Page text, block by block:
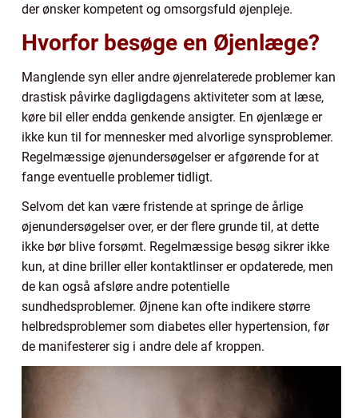
der ønsker kompetent og omsorgsfuld øjenpleje.
Hvorfor besøge en Øjenlæge?
Manglende syn eller andre øjenrelaterede problemer kan
drastisk påvirke dagligdagens aktiviteter som at læse,
køre bil eller endda genkende ansigter. En øjenlæge er
ikke kun til for mennesker med alvorlige synsproblemer.
Regelmæssige øjenundersøgelser er afgørende for at
fange eventuelle problemer tidligt.
Selvom det kan være fristende at springe de årlige
øjenundersøgelser over, er der flere grunde til, at dette
ikke bør blive forsømt. Regelmæssige besøg sikrer ikke
kun, at dine briller eller kontaktlinser er opdaterede, men
de kan også afsløre andre potentielle
sundhedsproblemer. Øjnene kan ofte indikere større
helbredsproblemer som diabetes eller hypertension, før
de manifesterer sig i andre dele af kroppen.